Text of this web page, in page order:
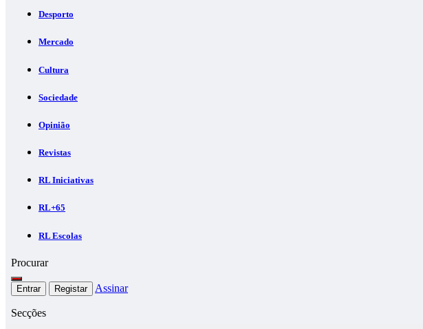
Desporto
Mercado
Cultura
Sociedade
Opinião
Revistas
RL Iniciativas
RL+65
RL Escolas
Procurar
Entrar Registar Assinar
Secções